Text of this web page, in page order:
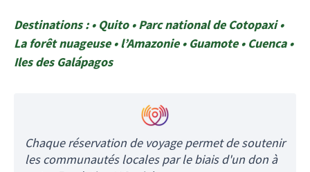
Destinations : • Quito • Parc national de Cotopaxi •
La forêt nuageuse • l’Amazonie • Guamote • Cuenca •
Iles des Galápagos
Chaque réservation de voyage permet de soutenir
les communautés locales par le biais d'un don à